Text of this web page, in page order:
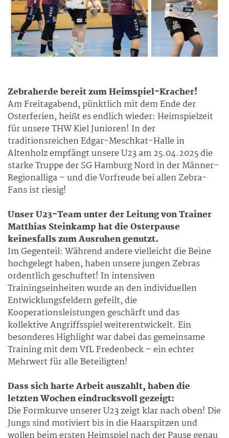
Zebraherde bereit zum Heimspiel-Kracher!
Am Freitagabend, pünktlich mit dem Ende der
Osterferien, heißt es endlich wieder: Heimspielzeit
für unsere THW Kiel Junioren! In der
traditionsreichen Edgar-Meschkat-Halle in
Altenholz empfängt unsere U23 am 25.04.2025 die
starke Truppe der SG Hamburg Nord in der Männer-
Regionalliga – und die Vorfreude bei allen Zebra-
Fans ist riesig!
Unser U23-Team unter der Leitung von Trainer
Matthias Steinkamp hat die Osterpause
keinesfalls zum Ausruhen genutzt.
Im Gegenteil: Während andere vielleicht die Beine
hochgelegt haben, haben unsere jungen Zebras
ordentlich geschuftet! In intensiven
Trainingseinheiten wurde an den individuellen
Entwicklungsfeldern gefeilt, die
Kooperationsleistungen geschärft und das
kollektive Angriffsspiel weiterentwickelt. Ein
besonderes Highlight war dabei das gemeinsame
Training mit dem VfL Fredenbeck – ein echter
Mehrwert für alle Beteiligten!
Dass sich harte Arbeit auszahlt, haben die
letzten Wochen eindrucksvoll gezeigt:
Die Formkurve unserer U23 zeigt klar nach oben! Die
Jungs sind motiviert bis in die Haarspitzen und